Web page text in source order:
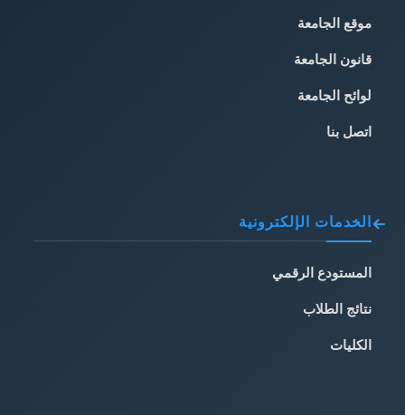
موقع الجامعة
قانون الجامعة
لوائح الجامعة
اتصل بنا
الخدمات الإلكترونية
المستودع الرقمي
نتائج الطلاب
الكليات